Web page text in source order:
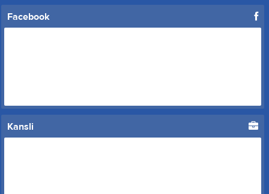
Facebook
Kansli